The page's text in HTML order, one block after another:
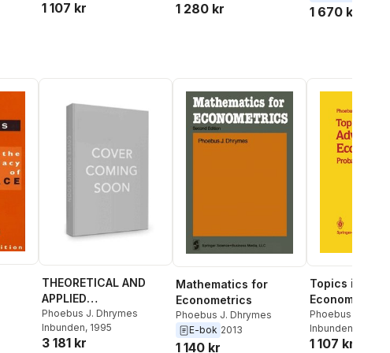
1 107 kr 1 280 kr 1 670 kr
THEORETICAL AND
APPLIED
ECONOMETRICS
Phoebus J. Dhrymes
Inbunden, 1995
3 181 kr
Mathematics for
Econometrics
Phoebus J. Dhrymes
E-bok 2013
1 140 kr
Topics in
Econometrics
Phoebus J.
Inbunden
1 107 kr